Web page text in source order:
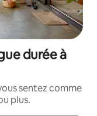
durée à
sentez comme
plus.